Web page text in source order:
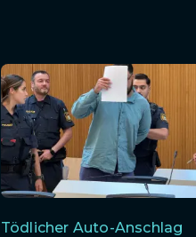
Tödlicher Auto-Anschlag